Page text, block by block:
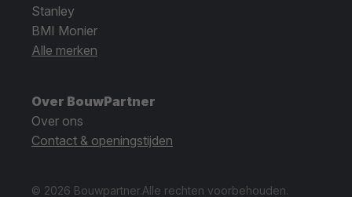
Stanley
BMI Monier
Alle merken
Over BouwPartner
Over ons
Contact & openingstijden
© 2026 Bouwpartner.Alle rechten voorbehouden.